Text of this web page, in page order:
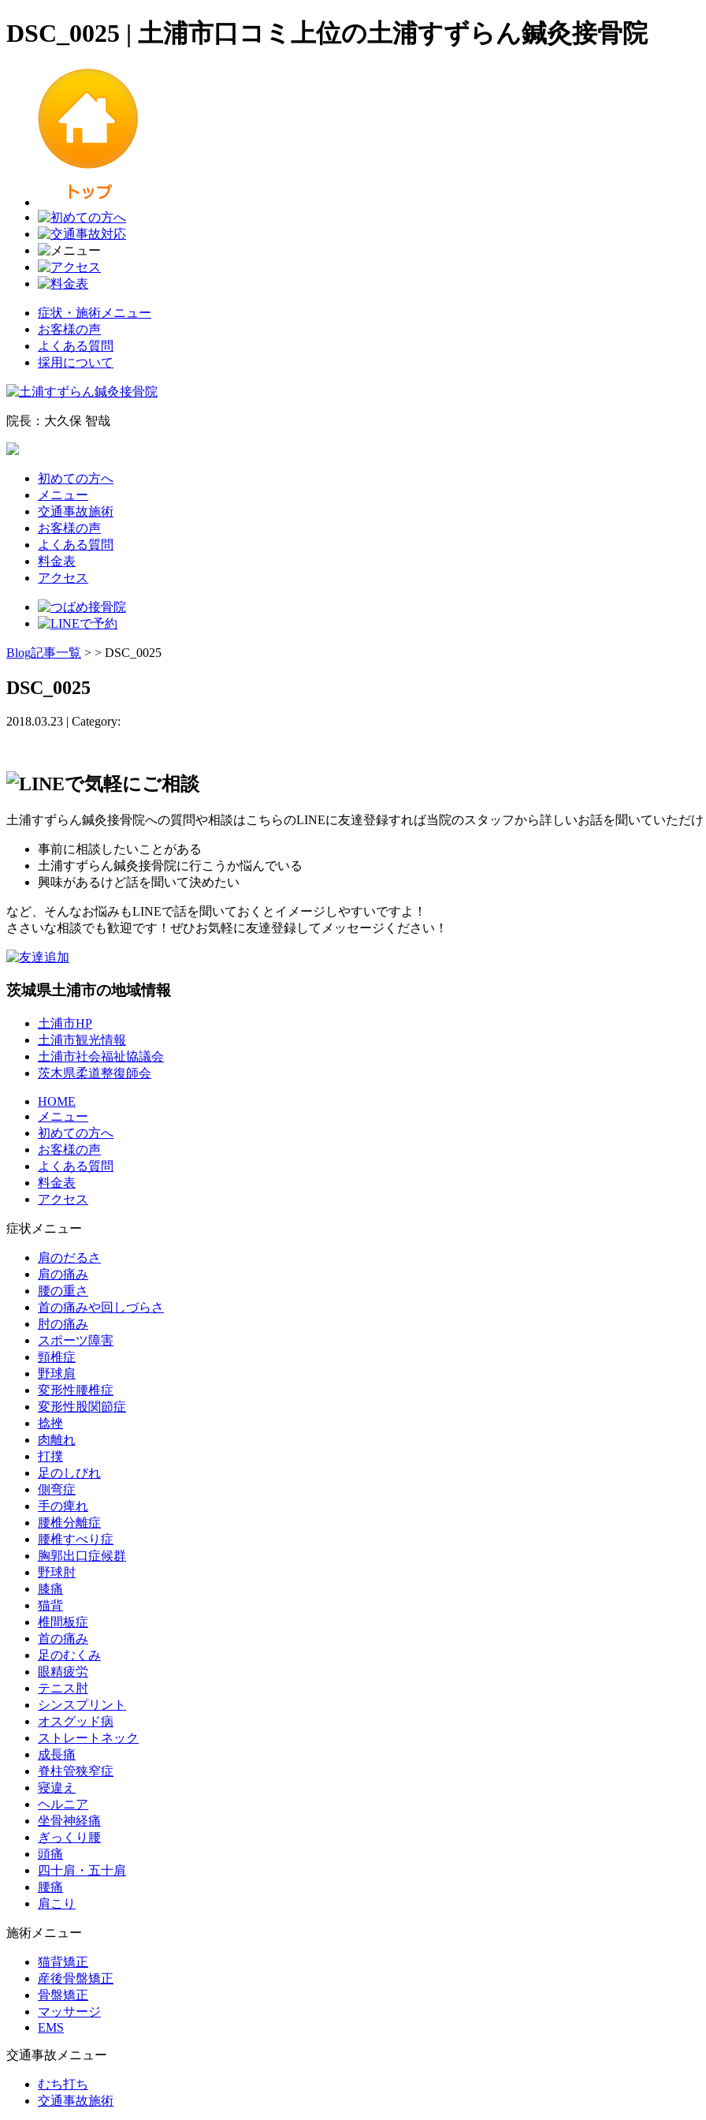
DSC_0025 | 土浦市口コミ上位の土浦すずらん鍼灸接骨院
症状・施術メニュー
お客様の声
よくある質問
採用について
院長：大久保 智哉
初めての方へ
メニュー
交通事故施術
お客様の声
よくある質問
料金表
アクセス
Blog記事一覧 > > DSC_0025
DSC_0025
2018.03.23 | Category:
土浦すずらん鍼灸接骨院への質問や相談はこちらのLINEに友達登録すれば当院のスタッフから詳しいお話を聞いていただ
事前に相談したいことがある
土浦すずらん鍼灸接骨院に行こうか悩んでいる
興味があるけど話を聞いて決めたい
など、そんなお悩みもLINEで話を聞いておくとイメージしやすいですよ！
ささいな相談でも歓迎です！ぜひお気軽に友達登録してメッセージください！
茨城県土浦市の地域情報
土浦市HP
土浦市観光情報
土浦市社会福祉協議会
茨木県柔道整復師会
HOME
メニュー
初めての方へ
お客様の声
よくある質問
料金表
アクセス
症状メニュー
肩のだるさ
肩の痛み
腰の重さ
首の痛みや回しづらさ
肘の痛み
スポーツ障害
頸椎症
野球肩
変形性腰椎症
変形性股関節症
捻挫
肉離れ
打撲
足のしびれ
側弯症
手の痺れ
腰椎分離症
腰椎すべり症
胸郭出口症候群
野球肘
膝痛
猫背
椎間板症
首の痛み
足のむくみ
眼精疲労
テニス肘
シンスプリント
オスグッド病
ストレートネック
成長痛
脊柱管狭窄症
寝違え
ヘルニア
坐骨神経痛
ぎっくり腰
頭痛
四十肩・五十肩
腰痛
肩こり
施術メニュー
猫背矯正
産後骨盤矯正
骨盤矯正
マッサージ
EMS
交通事故メニュー
むち打ち
交通事故施術